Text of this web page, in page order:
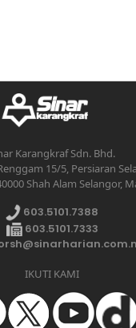
Karangkraf Sdn. Bhd.
15/5, Persiaran
Shah Alam Selangor,
603.5101.7388
603.5101.7333
IKUTI KAMI